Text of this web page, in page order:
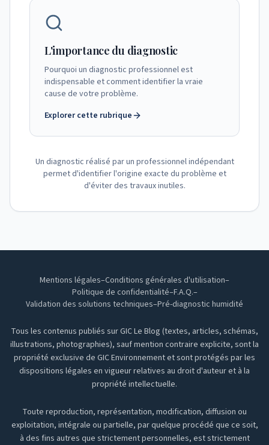
L'importance du diagnostic
Pourquoi un diagnostic professionnel est
indispensable et comment identifier la vraie
cause de votre problème.
Explorer cette rubrique
Un diagnostic réalisé par un professionnel indépendant
permet d'identifier l'origine exacte du problème et
d'éviter des travaux inutiles.
Mentions légales–Conditions générales d'utilisation–
Politique de confidentialité–F.A.Q.–
Validation des solutions techniques–Pré-diagnostic humidité
Tous les contenus publiés sur GIC Le Blog (textes, articles, schémas,
illustrations, photographies), sauf mention contraire explicite, sont la
propriété exclusive de GIC Environnement et sont protégés par les
dispositions légales en vigueur relatives au droit d'auteur et à la
propriété intellectuelle.
Toute reproduction, représentation, modification, diffusion ou
exploitation, intégrale ou partielle, par quelque procédé que ce soit,
à des fins autres que strictement personnelles, est strictement